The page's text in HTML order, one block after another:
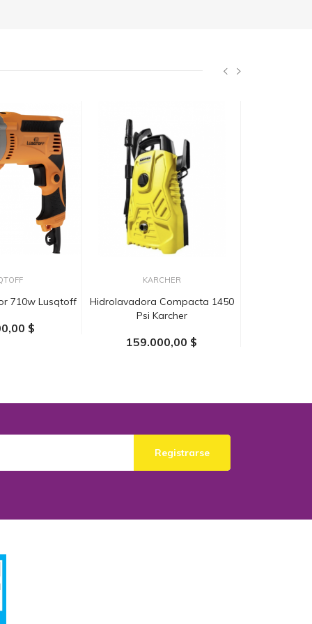
710w Lusqtoff
$
KARCHER
Hidrolavadora Compacta 1450
Psi Karcher
159.000,00 $
Registrarse